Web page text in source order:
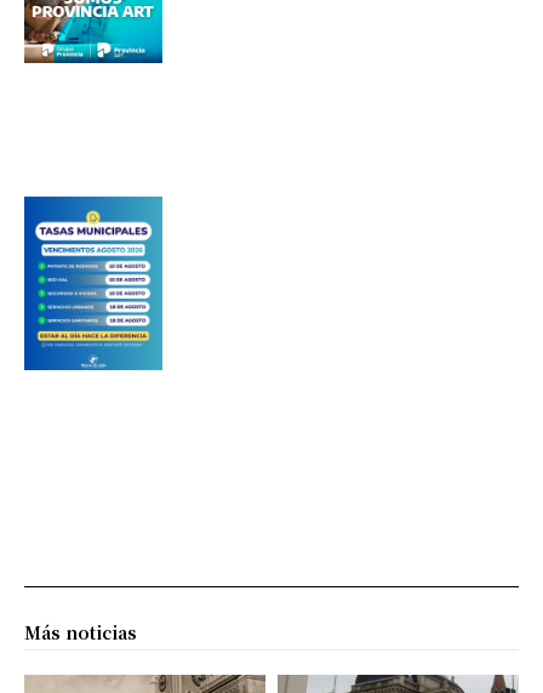
Más noticias